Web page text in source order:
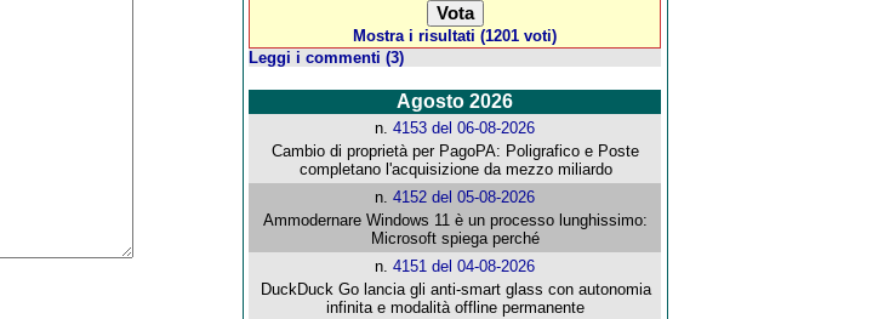
Mostra i risultati (1201 voti)
Leggi i commenti (3)
Agosto 2026
n.4153 del 06-08-2026
Cambio di proprietà per PagoPA: Poligrafico e Poste
completano l'acquisizione da mezzo miliardo
n.4152 del 05-08-2026
Ammodernare Windows 11 è un processo lunghissimo:
Microsoft spiega perché
n.4151 del 04-08-2026
DuckDuck Go lancia gli anti-smart glass con autonomia
infinita e modalità offline permanente